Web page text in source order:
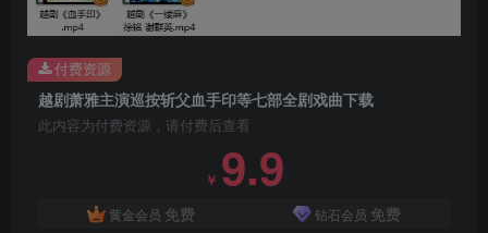
越剧萧雅主演巡按斩父血手印等七部全剧戏曲下载
此内容为付费资源，请付费后查看
￥ 9.9
黄金会员 免费 钻石会员 免费
付费资源